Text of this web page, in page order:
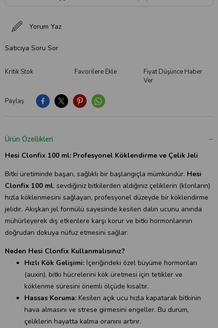
Paylaş
Kritik Stok Favorilere Ekle
Fiyat Düşünce Haber
Ver
Yorum Yaz
Satıcıya Soru Sor
Ürün Özellikleri
Hesi Clonfix 100 ml: Profesyonel Köklendirme ve Çelik Jeli
Bitki üretiminde başarı, sağlıklı bir başlangıçla mümkündür. Hesi
Clonfix 100 ml, sevdiğiniz bitkilerden aldığınız çeliklerin (klonların)
hızla köklenmesini sağlayan, profesyonel düzeyde bir köklendirme
jelidir. Akışkan jel formülü sayesinde kesilen dalın ucunu anında
mühürleyerek dış etkenlere karşı korur ve bitki hormonlarının
doğrudan dokuya nüfuz etmesini sağlar.
Neden Hesi Clonfix Kullanmalısınız?
Hızlı Kök Gelişimi: İçeriğindeki özel büyüme hormonları
(auxin), bitki hücrelerini kök üretmesi için tetikler ve
köklenme süresini önemli ölçüde kısaltır.
Hassas Koruma: Kesilen açık ucu hızla kapatarak bitkinin
hava almasını ve strese girmesini engeller. Bu durum,
çeliklerin hayatta kalma oranını artırır.